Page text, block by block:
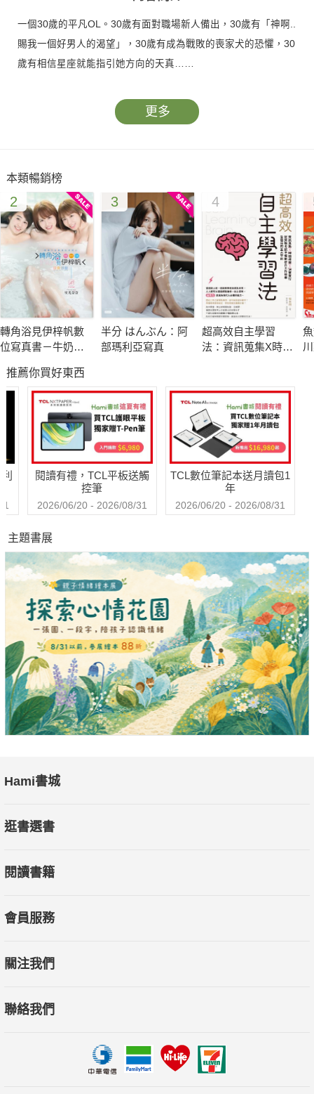
一個30歲的平凡OL。30歲有面對職場新人備出，30歲有「神啊..
賜我一個好男人的渴望」，30歲有成為戰敗的喪家犬的恐懼，30
歲有相信星座就能指引她方向的天真……
更多
本類暢銷榜
2
轉角浴見伊梓帆數
位寫真書－牛奶裸
3
半分 はんぶん：阿
部瑪利亞寫真
4
超高效自主學習
法：資訊蒐集X時間
升工作效率皆適用
的五大守則
推薦你買好東西
閱讀有禮，TCL平板送觸
控筆
2026/06/20 - 2026/08/31
TCL數位筆記本送月讀包1
年
2026/06/20 - 2026/08/31
主題書展
Hami書城
逛書選書
閱讀書籍
會員服務
關注我們
聯絡我們